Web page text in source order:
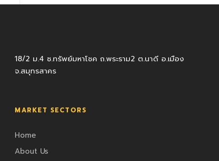
18/2 ม.4 ซ.ทรัพย์มหาโชค ถ.พระราม2 ต.นาดี อ.เมือง
จ.สมุทรสาคร
MARKET SECTORS
Home
About Us